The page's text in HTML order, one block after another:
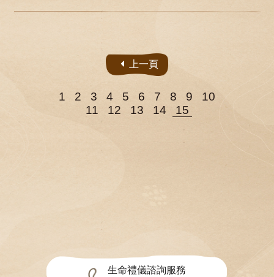
上一頁
1 2 3 4 5 6 7 8 9
10
11
12 13 14 15
生命禮儀諮詢服務